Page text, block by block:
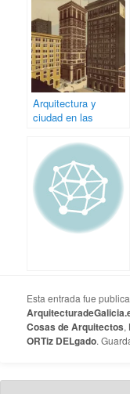
Arquitectura y
ciudad en las
Giordano Poloni
Esta entrada fue
Cosas de Arquitectos,
ORTiz DELgado.